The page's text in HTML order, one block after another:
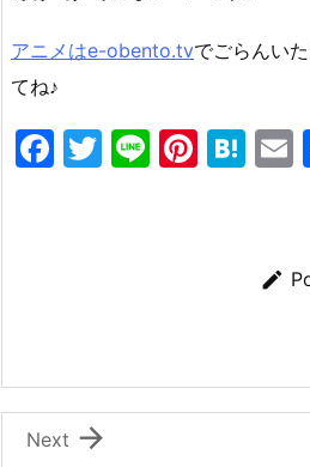
アニメはe-obento.tvでごらんい
てね♪
F
o
k
T
Li Pi H
a
l


Next